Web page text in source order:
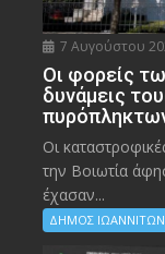
7 Αυγούστου
Οι φορείς
δυνάμεις
Οι
την Bοιωτία
έχασαν...
ΔΗΜΟΣ ΙΩΑΝΝΙΤΩΝ